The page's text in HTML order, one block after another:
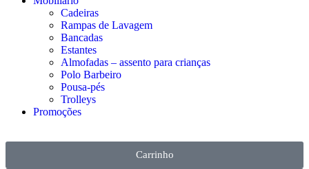
Cadeiras
Rampas de Lavagem
Bancadas
Estantes
Almofadas – assento para crianças
Polo Barbeiro
Pousa-pés
Trolleys
Promoções
Carrinho